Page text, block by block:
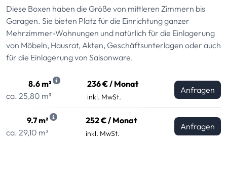
Diese Boxen haben die Größe von mittleren Zimmern bis
Garagen. Sie bieten Platz für die Einrichtung ganzer
Mehrzimmer-Wohnungen und natürlich für die Einlagerung
von Möbeln, Hausrat, Akten, Geschäftsunterlagen oder auch
für die Einlagerung von Saisonware.
8.6 m²
ca. 25,80 m³
236 € / Monat
inkl. MwSt.
Anfragen
9.7 m²
ca. 29,10 m³
252 € / Monat
inkl. MwSt.
Anfragen